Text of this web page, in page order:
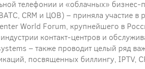
телефонии и «облачных»
CRM и ЦОВ) – приняла участие в
World Forum, крупнейшего в
контакт-центров и
– также проводит целый ряд
посвященных биллингу, IPTV,